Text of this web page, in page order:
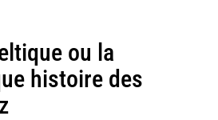
ou la
histoire des